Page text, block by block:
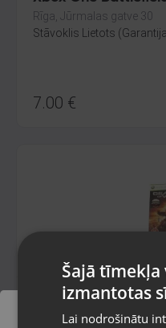
Rīga, Jūrmalas gatve 30
Stāvoklis Lietots
7.00 €
Xbox 360 Gears of
Liepāja, P. Brieža iela 14
Šajā
izmantotas
Lai nodrošinātu